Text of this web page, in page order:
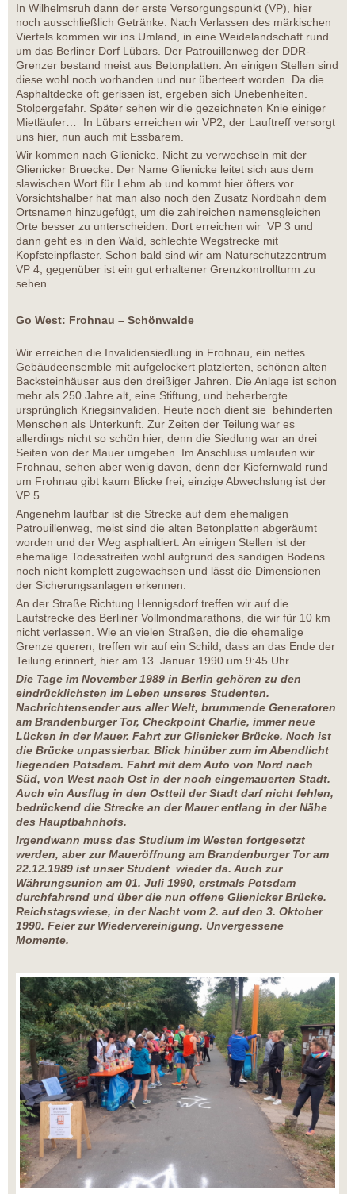
In Wilhelmsruh dann der erste Versorgungspunkt (VP), hier
noch ausschließlich Getränke. Nach Verlassen des märkischen
Viertels kommen wir ins Umland, in eine Weidelandschaft rund
um das Berliner Dorf Lübars. Der Patrouillenweg der DDR-
Grenzer bestand meist aus Betonplatten. An einigen Stellen sind
diese wohl noch vorhanden und nur überteert worden. Da die
Asphaltdecke oft gerissen ist, ergeben sich Unebenheiten.
Stolpergefahr. Später sehen wir die gezeichneten Knie einiger
Mietläufer… In Lübars erreichen wir VP2, der Lauftreff versorgt
uns hier, nun auch mit Essbarem.
Wir kommen nach Glienicke. Nicht zu verwechseln mit der
Glienicker Bruecke. Der Name Glienicke leitet sich aus dem
slawischen Wort für Lehm ab und kommt hier öfters vor.
Vorsichtshalber hat man also noch den Zusatz Nordbahn dem
Ortsnamen hinzugefügt, um die zahlreichen namensgleichen
Orte besser zu unterscheiden. Dort erreichen wir VP 3 und
dann geht es in den Wald, schlechte Wegstrecke mit
Kopfsteinpflaster. Schon bald sind wir am Naturschutzzentrum
VP 4, gegenüber ist ein gut erhaltener Grenzkontrollturm zu
sehen.
Go West: Frohnau – Schönwalde
Wir erreichen die Invalidensiedlung in Frohnau, ein nettes
Gebäudeensemble mit aufgelockert platzierten, schönen alten
Backsteinhäuser aus den dreißiger Jahren. Die Anlage ist schon
mehr als 250 Jahre alt, eine Stiftung, und beherbergte
ursprünglich Kriegsinvaliden. Heute noch dient sie behinderten
Menschen als Unterkunft. Zur Zeiten der Teilung war es
allerdings nicht so schön hier, denn die Siedlung war an drei
Seiten von der Mauer umgeben. Im Anschluss umlaufen wir
Frohnau, sehen aber wenig davon, denn der Kiefernwald rund
um Frohnau gibt kaum Blicke frei, einzige Abwechslung ist der
VP 5.
Angenehm laufbar ist die Strecke auf dem ehemaligen
Patrouillenweg, meist sind die alten Betonplatten abgeräumt
worden und der Weg asphaltiert. An einigen Stellen ist der
ehemalige Todesstreifen wohl aufgrund des sandigen Bodens
noch nicht komplett zugewachsen und lässt die Dimensionen
der Sicherungsanlagen erkennen.
An der Straße Richtung Hennigsdorf treffen wir auf die
Laufstrecke des Berliner Vollmondmarathons, die wir für 10 km
nicht verlassen. Wie an vielen Straßen, die die ehemalige
Grenze queren, treffen wir auf ein Schild, dass an das Ende der
Teilung erinnert, hier am 13. Januar 1990 um 9:45 Uhr.
Die Tage im November 1989 in Berlin gehören zu den
eindrücklichsten im Leben unseres Studenten.
Nachrichtensender aus aller Welt, brummende Generatoren
am Brandenburger Tor, Checkpoint Charlie, immer neue
Lücken in der Mauer. Fahrt zur Glienicker Brücke. Noch ist
die Brücke unpassierbar. Blick hinüber zum im Abendlicht
liegenden Potsdam. Fahrt mit dem Auto von Nord nach
Süd, von West nach Ost in der noch eingemauerten Stadt.
Auch ein Ausflug in den Ostteil der Stadt darf nicht fehlen,
bedrückend die Strecke an der Mauer entlang in der Nähe
des Hauptbahnhofs.
Irgendwann muss das Studium im Westen fortgesetzt
werden, aber zur Maueröffnung am Brandenburger Tor am
22.12.1989 ist unser Student wieder da. Auch zur
Währungsunion am 01. Juli 1990, erstmals Potsdam
durchfahrend und über die nun offene Glienicker Brücke.
Reichstagswiese, in der Nacht vom 2. auf den 3. Oktober
1990. Feier zur Wiedervereinigung. Unvergessene
Momente.